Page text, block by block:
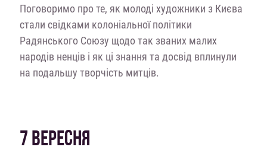
Поговоримо про те, як молоді художники з Києва
стали свідками колоніальної політики
Радянського Союзу щодо так званих малих
народів ненців і як ці знання та досвід вплинули
на подальшу творчість митців.
7 ВЕРЕСНЯ